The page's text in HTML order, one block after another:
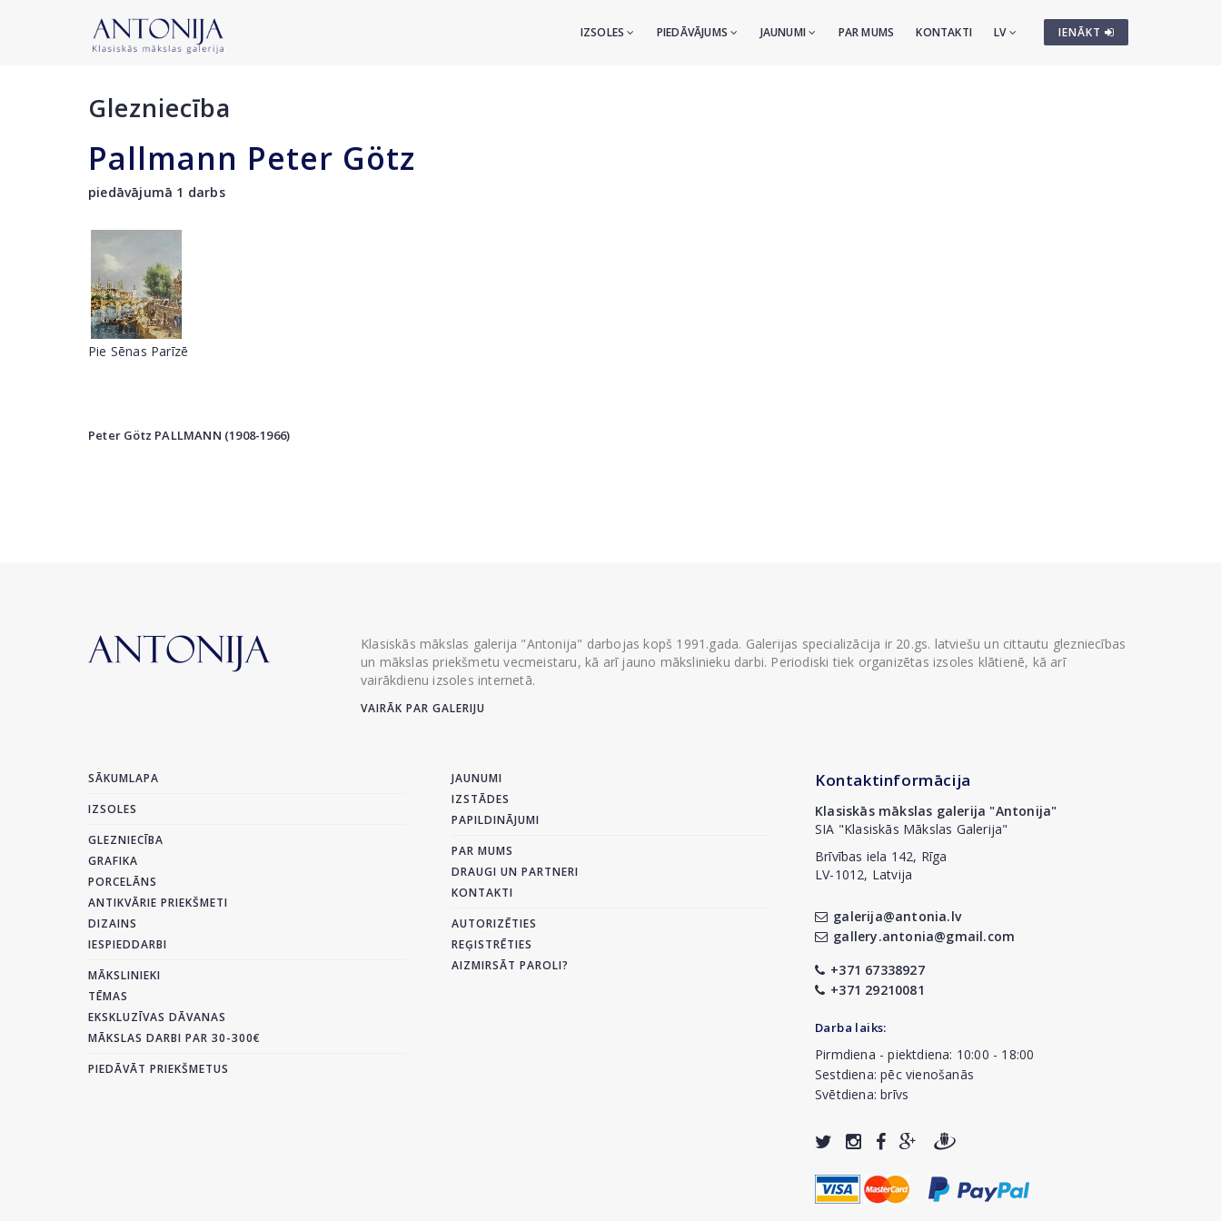
IENĀKT
IZSOLES PIEDĀVĀJUMS JAUNUMI PAR MUMS KONTAKTI LV
Glezniecība
Pallmann Peter Götz
piedāvājumā 1 darbs
Pie Sēnas Parīzē
Peter Götz PALLMANN (1908-1966)
Klasiskās mākslas galerija "Antonija" darbojas kopš 1991.gada. Galerijas specializācija ir 20.gs. latviešu un cittautu glezniecības
un mākslas priekšmetu vecmeistaru, kā arī jauno mākslinieku darbi. Periodiski tiek organizētas izsoles klātienē, kā arī
vairākdienu izsoles internetā.
VAIRĀK PAR GALERIJU
SĀKUMLAPA
IZSOLES
GLEZNIECĪBA
GRAFIKA
PORCELĀNS
ANTIKVĀRIE PRIEKŠMETI
DIZAINS
IESPIEDDARBI
MĀKSLINIEKI
TĒMAS
EKSKLUZĪVAS DĀVANAS
MĀKSLAS DARBI PAR 30-300€
PIEDĀVĀT PRIEKŠMETUS
JAUNUMI
IZSTĀDES
PAPILDINĀJUMI
PAR MUMS
DRAUGI UN PARTNERI
KONTAKTI
AUTORIZĒTIES
REĢISTRĒTIES
AIZMIRSĀT PAROLI?
Kontaktinformācija
Klasiskās mākslas galerija "Antonija"
SIA "Klasiskās Mākslas Galerija"
Brīvības iela 142, Rīga
LV-1012, Latvija
galerija@antonia.lv
gallery.antonia@gmail.com
+371 67338927
+371 29210081
Darba laiks:
Pirmdiena - piektdiena: 10:00 - 18:00
Sestdiena: pēc vienošanās
Svētdiena: brīvs